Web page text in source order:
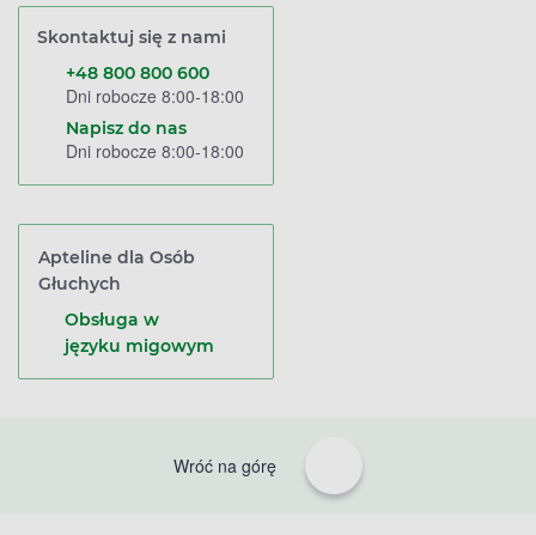
Skontaktuj się z nami
+48 800 800 600
Dni robocze 8:00-18:00
Napisz do nas
Dni robocze 8:00-18:00
Apteline dla Osób
Głuchych
Obsługa w
języku migowym
Wróć na górę